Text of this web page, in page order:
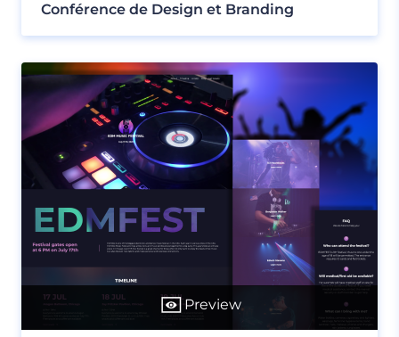
Conférence de Design et Branding
Preview